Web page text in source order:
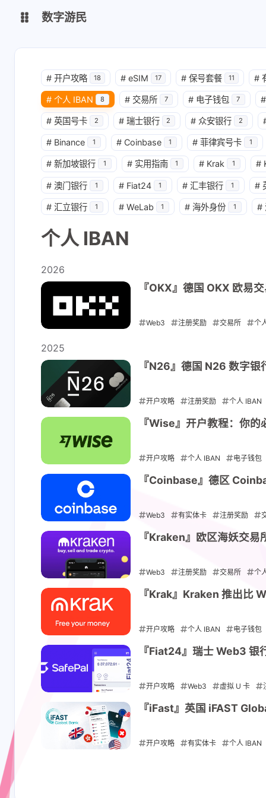
导航
数字游民
互动
最新评论
luck
实名之后 就收不到短
信，登录 app 官方的
餐，中国可
# 开户攻略 18 # eSIM 17 # 保号套餐 11 #
# 个人 IBAN 8 # 交易所 7 # 电子钱包 7 #
# 英国号卡 2 # 瑞士银行 2 # 众安银行 2
# Binance 1 # Coinbase 1 # 菲律宾号卡 1
# 新加坡银行 1 # 实用指南 1 # Krak 1 #
# 澳门银行 1 # Fiat24 1 # 汇丰银行 1 #
# 汇立银行 1 # WeLab 1 # 海外身份 1 #
个人 IBAN
2026
『OKX』德国 OKX 欧易
Web3 注册奖励 交易所 个
2025
『N26』德国 N26 数字
开户攻略 注册奖励 个人 IBAN
2025-12-17
『Wise』开户教程：你
开户攻略 个人 IBAN 电子钱包
2025-12-03
『Coinbase』德区
Web3 有实体卡 注册奖励
2025-08-08
『Kraken』欧区海妖交
Web3 注册奖励 交易所 个
2025-07-21
『Krak』Kraken 推出比
开户攻略 个人 IBAN 电子钱包
2025-07-04
『Fiat24』瑞士 Web3
开户攻略 Web3 虚拟 U 卡
2025-06-07
『iFast』英国 iFAST
开户攻略 有实体卡 个人 IBAN
shift K 关闭快捷键功能
shift A 打开 / 关闭中控台
shift M 播放 / 暂停音乐
shift D 深色 / 浅色显示模式
shift S 站内搜索
shift R 随机访问
shift H 返回首页
shift F 友链鱼塘
shift P
原版 / 本站右键菜单